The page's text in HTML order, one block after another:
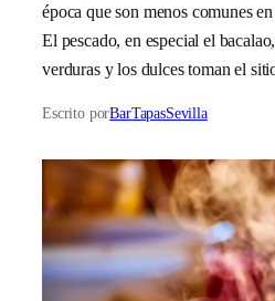
época que son menos comunes
El pescado, en especial el
verduras y los dulces toman el
Escrito porBarTapasSevilla